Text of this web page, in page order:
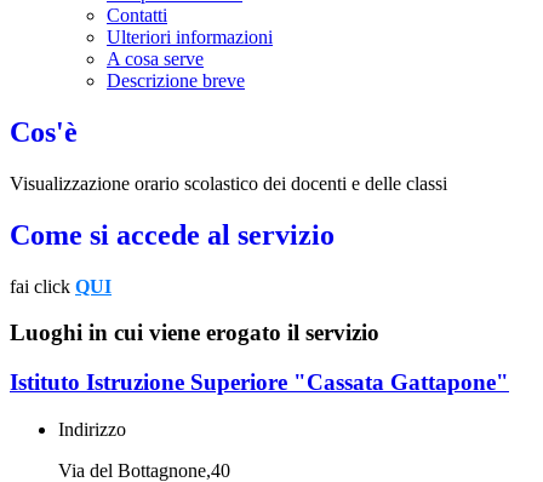
Contatti
Ulteriori informazioni
A cosa serve
Descrizione breve
Cos'è
Visualizzazione orario scolastico dei docenti e delle classi
Come si accede al servizio
fai click QUI
Luoghi in cui viene erogato il servizio
Istituto Istruzione Superiore "Cassata Gattapone"
Indirizzo
Via del Bottagnone,40